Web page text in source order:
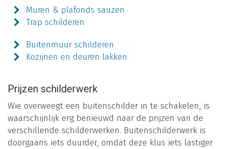
Muren & plafonds sauzen
Trap schilderen
Buitenmuur schilderen
Kozijnen en deuren lakken
Prijzen schilderwerk
Wie overweegt een buitenschilder in te schakelen, is
waarschijnlijk erg benieuwd naar de prijzen van de
verschillende schilderwerken. Buitenschilderwerk is
doorgaans iets duurder, omdat deze klus iets lastiger